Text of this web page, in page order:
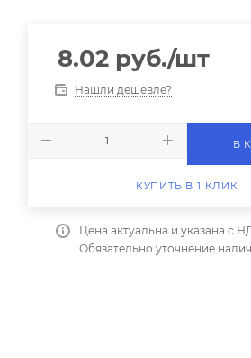
8.02руб./шт
Нашли дешевле?
В
КУПИТЬ В 1 КЛИК
Цена актуальна и указана с
Обязательно уточнение